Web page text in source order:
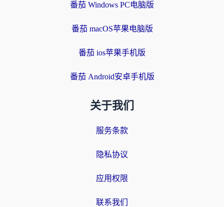
番茄 Windows PC电脑版
番茄 macOS苹果电脑版
番茄 ios苹果手机版
番茄 Android安卓手机版
关于我们
服务条款
隐私协议
应用权限
联系我们